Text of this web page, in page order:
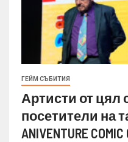
ГЕЙМ СЪБИТИЯ
Артисти от цял
посетители на
ANIVENTURE COMIC